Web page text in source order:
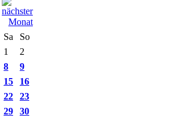
Sa
So
1
2
8
9
15
16
22
23
29
30